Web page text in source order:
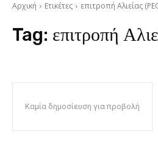
Αρχική Ετικέτες επιτροπή Αλιείας
Tag: επιτροπή
Καμία δημοσίευση για προβολή